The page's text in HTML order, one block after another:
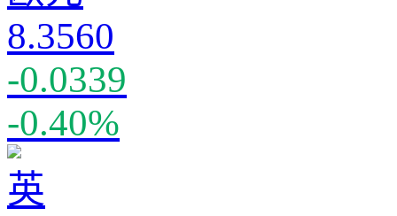
8.3560
-0.0339
-0.40%